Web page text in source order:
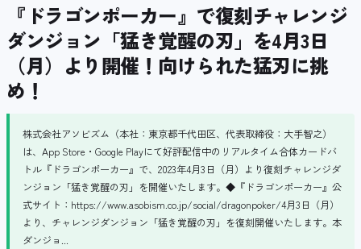
『ドラゴンポーカー』で復刻チャレンジ
ダンジョン「猛き覚醒の刃」を4月3日
（月）より開催！向けられた猛刃に挑
め！
株式会社アソビズム（本社：東京都千代田区、代表取締役：大手智之）
は、App Store・Google Playにて好評配信中のリアルタイム合体カードバ
トル『ドラゴンポーカー』で、2023年4月3日（月）より復刻チャレンジダ
ンジョン「猛き覚醒の刃」を開催いたします。◆『ドラゴンポーカー』公
式サイト：https://www.asobism.co.jp/social/dragonpoker/4月3日（月）
より、チャレンジダンジョン「猛き覚醒の刃」を復刻開催いたします。本
ダンジョ...